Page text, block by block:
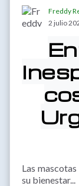
Freddy
2 julio
Las
su bienestar...